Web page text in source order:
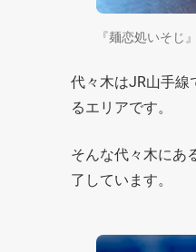
『麺恋処いそじ
代々木はJR山手線
るエリアです。
そんな代々木にあ
了しています。